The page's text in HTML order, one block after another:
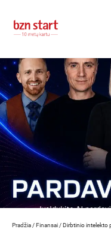
Pradžia /Finansai /Dirbtinio intelekto